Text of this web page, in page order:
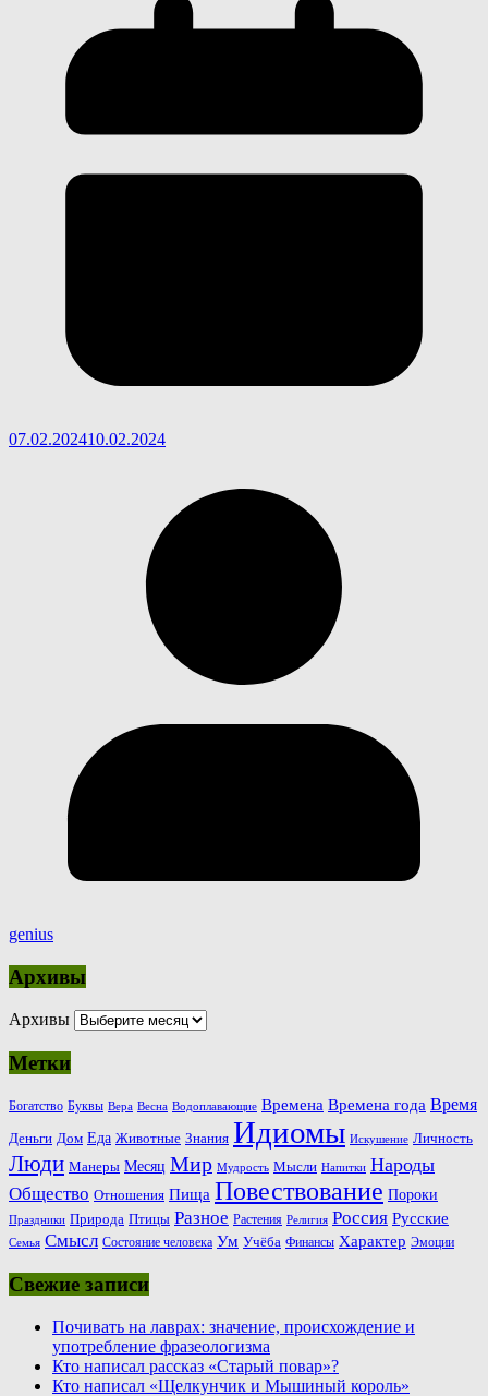
07.02.202410.02.2024
genius
Архивы
Архивы
Метки
Богатство Буквы Вера Весна Водоплавающие Времена Времена года Время
Деньги Дом Еда Животные Знания Идиомы Искушение Личность
Люди Манеры Месяц Мир Мудрость Мысли Напитки Народы
Общество Отношения Пища Повествование Пороки
Праздники Природа Птицы Разное Растения Религия Россия Русские
Семья Смысл Состояние человека Ум Учёба Финансы Характер Эмоции
Свежие записи
Почивать на лаврах: значение, происхождение и
употребление фразеологизма
Кто написал рассказ «Старый повар»?
Кто написал «Щелкунчик и Мышиный король»